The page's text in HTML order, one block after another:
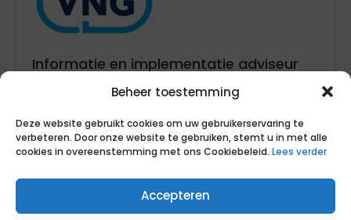
Beheer toestemming
Deze website gebruikt cookies om uw gebruikerservaring te
verbeteren. Door onze website te gebruiken, stemt u in met alle
cookies in overeenstemming met ons Cookiebeleid. Lees verder
Accepteren
Informatie en implementatie adviseur
msn
102
16
Zuid-Holland
detachering